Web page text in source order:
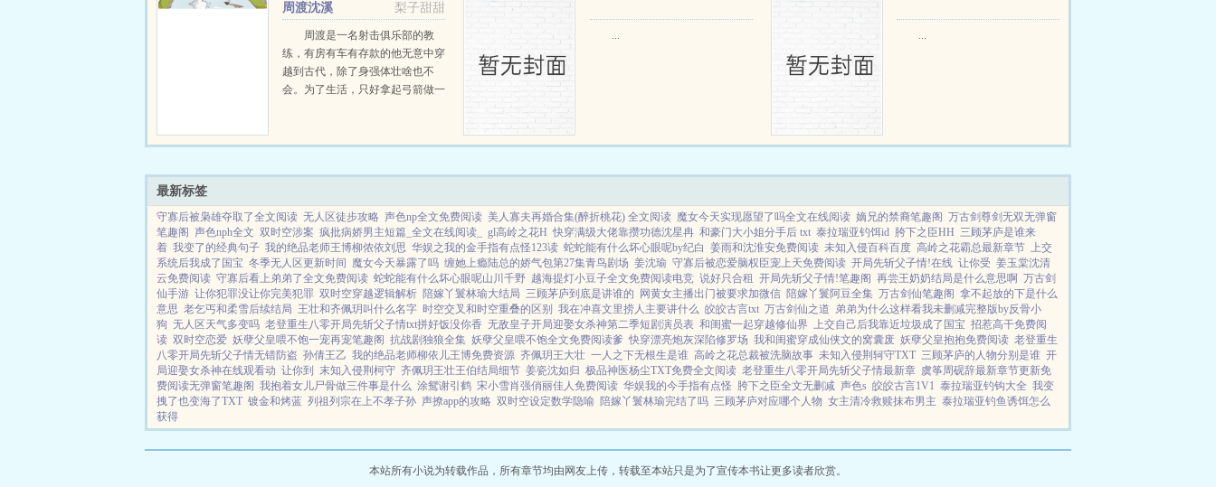
梨子甜甜
周渡沈溪
周渡是一名射击俱乐部的教
练，有房有车有存款的他无意中穿
越到古代，除了身强体壮啥也不
会。为了生活，只好拿起弓箭做一
只野兔，不会做（失望）第三天周
... ...
最新标签
守寡后被枭雄夺取了全文阅读 无人区徒步攻略 声色np全文免费阅读 美人寡夫再婚合集(醉折桃花) 全文阅读 魔女今天实现愿望了吗全文在线阅读 嫡兄的禁裔笔趣阁 万古剑尊剑无双无弹窗
笔趣阁 声色nph全文 双时空涉案 疯批病娇男主短篇_全文在线阅读_ gl高岭之花H 快穿满级大佬靠攒功德沈星冉 和豪门大小姐分手后 txt 泰拉瑞亚钓饵id 胯下之臣HH 三顾茅庐是谁来
着 我变了的经典句子 我的绝品老师王博柳侬依刘思 华娱之我的金手指有点怪123读 蛇蛇能有什么坏心眼呢by纪白 姜雨和沈淮安免费阅读 未知入侵百科百度 高岭之花霸总最新章节 上交
系统后我成了国宝 冬季无人区更新时间 魔女今天暴露了吗 缠她上瘾陆总的娇气包第27集青鸟剧场 姜沈瑜 守寡后被恋爱脑权臣宠上天免费阅读 开局先斩父子情!在线 让你受 姜玉棠沈清
云免费阅读 守寡后看上弟弟了全文免费阅读 蛇蛇能有什么坏心眼呢山川千野 越海提灯小豆子全文免费阅读电竞 说好只合租 开局先斩父子情!笔趣阁 再尝王奶奶结局是什么意思啊 万古剑
仙手游 让你犯罪没让你完美犯罪 双时空穿越逻辑解析 陪嫁丫鬟林瑜大结局 三顾茅庐到底是讲谁的 网黄女主播出门被要求加微信 陪嫁丫鬟阿豆全集 万古剑仙笔趣阁 拿不起放的下是什么
意思 老乞丐和柔雪后续结局 王壮和齐佩玥叫什么名字 时空交叉和时空重叠的区别 我在冲喜文里捞人主要讲什么 皎皎古言txt 万古剑仙之道 弟弟为什么这样看我未删减完整版by反骨小
狗 无人区天气多变吗 老登重生八零开局先斩父子情txt拼好饭没你香 无敌皇子开局迎娶女杀神第二季短剧演员表 和闺蜜一起穿越修仙界 上交自己后我靠近垃圾成了国宝 招惹高干免费阅
读 双时空恋爱 妖孽父皇喂不饱一宠再宠笔趣阁 抗战剧独狼全集 妖孽父皇喂不饱全文免费阅读爹 快穿漂亮炮灰深陷修罗场 我和闺蜜穿成仙侠文的窝囊废 妖孽父皇抱抱免费阅读 老登重生
八零开局先斩父子情无错防盗 孙倩王乙 我的绝品老师柳依儿王博免费资源 齐佩玥王大壮 一人之下无根生是谁 高岭之花总裁被洗脑故事 未知入侵荆轲守TXT 三顾茅庐的人物分别是谁 开
局迎娶女杀神在线观看动 让你到 末知入侵荆柯守 齐佩玥王壮王伯结局细节 姜瓷沈如归 极品神医杨尘TXT免费全文阅读 老登重生八零开局先斩父子情最新章 虞筝周砚辞最新章节更新免
费阅读无弹窗笔趣阁 我抱着女儿尸骨做三件事是什么 涂鸳谢引鹤 宋小雪肖强俏丽佳人免费阅读 华娱我的今手指有点怪 胯下之臣全文无删减 声色s 皎皎古言1V1 泰拉瑞亚钓钩大全 我变
拽了也变海了TXT 镀金和烤蓝 列祖列宗在上不孝子孙 声撩app的攻略 双时空设定数学隐喻 陪嫁丫鬟林瑜完结了吗 三顾茅庐对应哪个人物 女主清冷救赎抹布男主 泰拉瑞亚钓鱼诱饵怎么
获得
本站所有小说为转载作品，所有章节均由网友上传，转载至本站只是为了宣传本书让更多读者欣赏。